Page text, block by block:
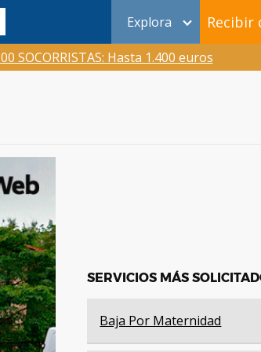
Explora Recibir
SOCORRISTAS: Hasta 1.400 euros
SERVICIOS MÁS
Baja Por Maternidad